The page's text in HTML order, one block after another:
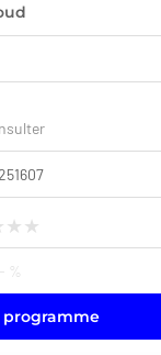
- %
programme